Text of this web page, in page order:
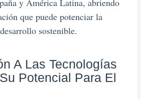
y América Latina, abriendo
que puede potenciar la
sostenible.
A Las Tecnologías
Potencial Para El